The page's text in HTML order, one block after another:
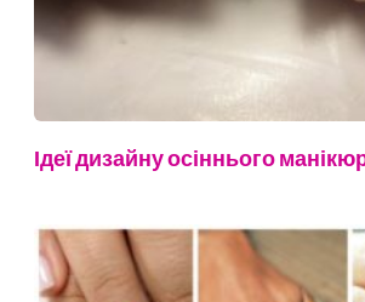
Ідеї дизайну осіннього